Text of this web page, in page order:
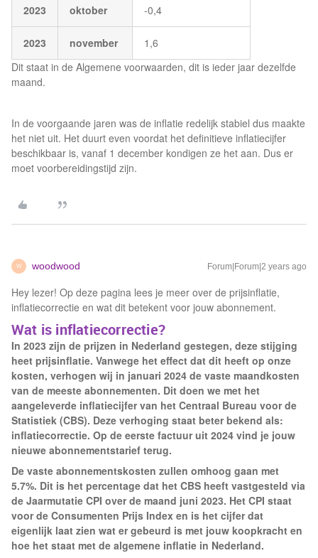
2023 oktober -0,4
2023 november
1,6
Dit staat in de Algemene voorwaarden, dit is ieder jaar dezelfde
maand.
In de voorgaande jaren was de inflatie redelijk stabiel dus maakte
het niet uit. Het duurt even voordat het definitieve inflatiecijfer
beschikbaar is, vanaf 1 december kondigen ze het aan. Dus er
moet voorbereidingstijd zijn.
W woodwood Forum|Forum|2 years ago
Hey lezer! Op deze pagina lees je meer over de prijsinflatie,
inflatiecorrectie en wat dit betekent voor jouw abonnement.
Wat is inflatiecorrectie?
In 2023 zijn de prijzen in Nederland gestegen, deze stijging
heet prijsinflatie. Vanwege het effect dat dit heeft op onze
kosten, verhogen wij in januari 2024 de vaste maandkosten
van de meeste abonnementen. Dit doen we met het
aangeleverde inflatiecijfer van het Centraal Bureau voor de
Statistiek (CBS). Deze verhoging staat beter bekend als:
inflatiecorrectie. Op de eerste factuur uit 2024 vind je jouw
nieuwe abonnementstarief terug.
De vaste abonnementskosten zullen omhoog gaan met
5.7%. Dit is het percentage dat het CBS heeft vastgesteld via
de Jaarmutatie CPI over de maand juni 2023. Het CPI staat
voor de Consumenten Prijs Index en is het cijfer dat
eigenlijk laat zien wat er gebeurd is met jouw koopkracht en
hoe het staat met de algemene inflatie in Nederland.